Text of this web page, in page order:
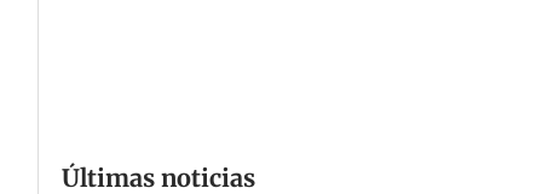
Últimas noticias